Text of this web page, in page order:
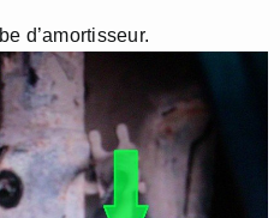
d’amortisseur.